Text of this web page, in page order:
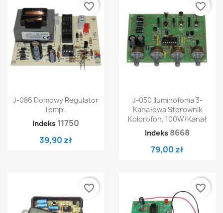
J-086 Domowy Regulator
Temp.,
Indeks 11750
39,90 zł
favorite_border
J-050 Iluminofonia 3-
Kanałowa Sterownik
Kolorofon, 100W/kanał
Indeks 8668
79,00 zł
favorite_border
favorite_border favorite_border